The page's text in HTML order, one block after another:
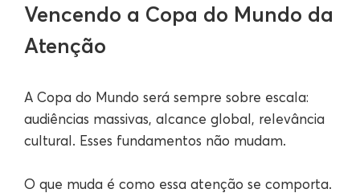
Vencendo a Copa do Mundo da
Atenção
A Copa do Mundo será sempre sobre escala:
audiências massivas, alcance global, relevância
cultural. Esses fundamentos não mudam.
O que muda é como essa atenção se comporta.